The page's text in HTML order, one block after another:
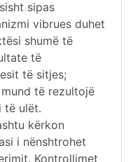
sipas
vibrues duhet
shumë të
të
të sitjes;
të rezultojë
të ulët.
kërkon
i nënshtrohet
Kontrollimet